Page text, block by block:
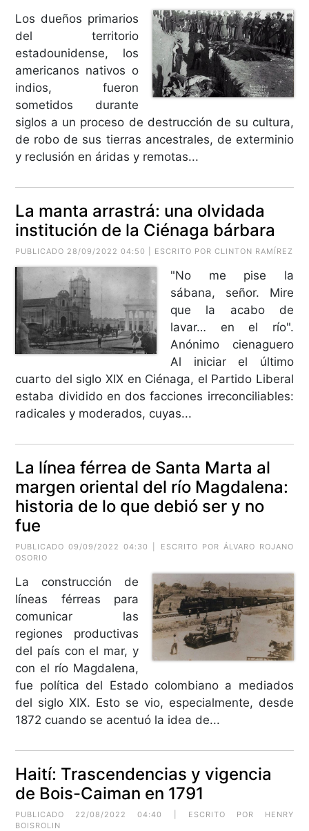
Los dueños primarios
del territorio
estadounidense, los
americanos nativos o
indios, fueron
sometidos durante
siglos a un proceso de destrucción de su cultura,
de robo de sus tierras ancestrales, de exterminio
y reclusión en áridas y remotas...
La manta arrastrá: una olvidada
institución de la Ciénaga bárbara
PUBLICADO 28/09/2022 04:50 | ESCRITO POR CLINTON RAMÍREZ
"No me pise la
sábana, señor. Mire
que la acabo de
lavar… en el río".
Anónimo cienaguero
Al iniciar el último
cuarto del siglo XIX en Ciénaga, el Partido Liberal
estaba dividido en dos facciones irreconciliables:
radicales y moderados, cuyas...
La línea férrea de Santa Marta al
margen oriental del río Magdalena:
historia de lo que debió ser y no
fue
PUBLICADO 09/09/2022 04:30 | ESCRITO POR ÁLVARO ROJANO
OSORIO
La construcción de
líneas férreas para
comunicar las
regiones productivas
del país con el mar, y
con el río Magdalena,
fue política del Estado colombiano a mediados
del siglo XIX. Esto se vio, especialmente, desde
1872 cuando se acentuó la idea de...
Haití: Trascendencias y vigencia
de Bois-Caiman en 1791
PUBLICADO 22/08/2022 04:40 | ESCRITO POR HENRY
BOISROLIN